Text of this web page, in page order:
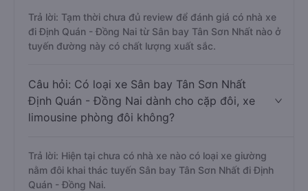
Trả lời: Tạm thời chưa đủ review để đánh giá có nhà xe
đi Định Quán - Đồng Nai từ Sân bay Tân Sơn Nhất nào ở
tuyến đường này có chất lượng xuất sắc.
Câu hỏi: Có loại xe Sân bay Tân Sơn Nhất
Định Quán - Đồng Nai dành cho cặp đôi, xe
limousine phòng đôi không?
Trả lời: Hiện tại chưa có nhà xe nào có loại xe giường
nằm đôi khai thác tuyến Sân bay Tân Sơn Nhất đi Định
Quán - Đồng Nai.